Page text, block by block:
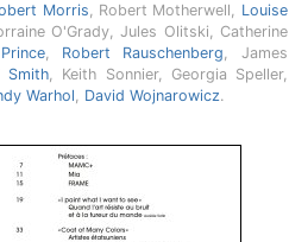
Morris, Robert Motherwell, Louise
O'Grady, Jules Olitski, Catherine
, Robert Rauschenberg, James
Smith, Keith Sonnier, Georgia Speller,
Warhol, David Wojnarowicz.